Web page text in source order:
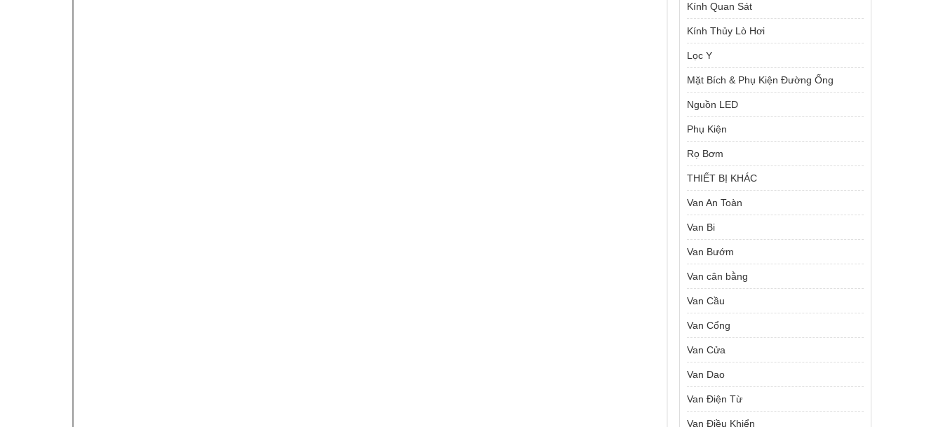
Kính Quan Sát
Kính Thủy Lò Hơi
Lọc Y
Mặt Bích & Phụ Kiện Đường Ống
Nguồn LED
Phụ Kiện
Rọ Bơm
THIẾT BỊ KHÁC
Van An Toàn
Van Bi
Van Bướm
Van cân bằng
Van Cầu
Van Cổng
Van Cửa
Van Dao
Van Điện Từ
Van Điều Khiển